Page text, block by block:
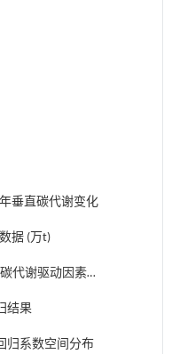
垂直碳代谢变化
据 (万t)
代谢驱动因素
结果
归系数空间分布